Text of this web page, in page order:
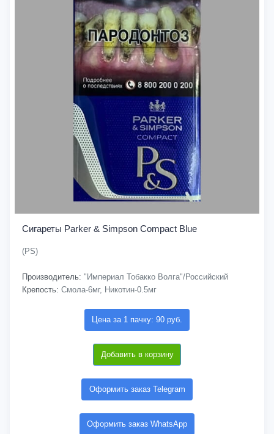
Сигареты Parker & Simpson Compact Blue
(PS)
Производитель: "Империал Тобакко Волга"/Российский
Крепость: Смола-6мг, Никотин-0.5мг
Цена за 1 пачку: 90 руб.
Добавить в корзину
Оформить заказ Telegram
Оформить заказ WhatsApp